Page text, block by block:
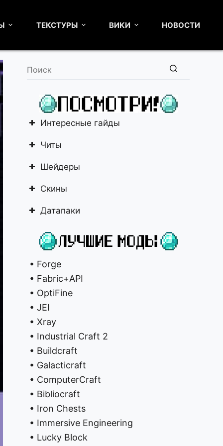
ТЕКСТУРЫ ВИКИ НОВОСТИ
найдено
Интересные гайды
Читы
Шейдеры
Скины
Датапаки
• Forge
• Fabric+API
• OptiFine
• JEI
• Xray
• Industrial Craft 2
• Buildcraft
• Galacticraft
• ComputerCraft
• Bibliocraft
• Iron Chests
• Immersive Engineering
• Lucky Block